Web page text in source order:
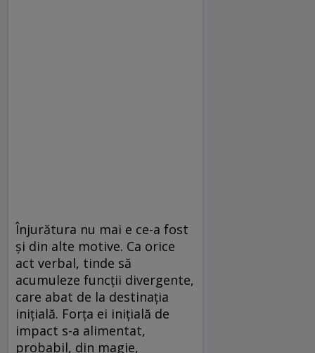
Înjurătura nu mai e ce-a fost
și din alte motive. Ca orice
act verbal, tinde să
acumuleze funcții divergente,
care abat de la destinația
inițială. Forța ei inițială de
impact s-a alimentat,
probabil, din magie,